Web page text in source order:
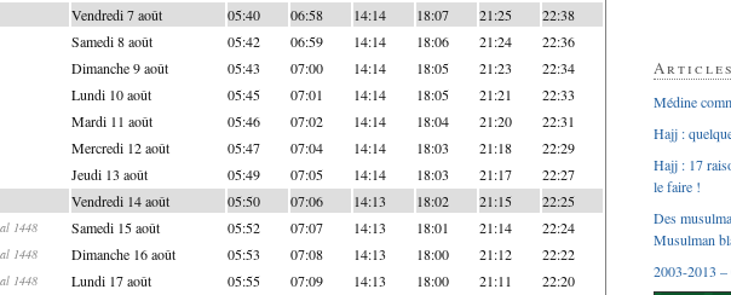
Vendredi 7 août 05:40 06:58 14:14 18:07 21:25 22:38
Samedi 8 août 05:42 06:59 14:14 18:06 21:24 22:36
Dimanche 9 août 05:43 07:00 14:14 18:05 21:23 22:34
Lundi 10 août 05:45 07:01 14:14 18:05 21:21 22:33
Mardi 11 août 05:46 07:02 14:14 18:04 21:20 22:31
Mercredi 12 août 05:47 07:04 14:14 18:03 21:18 22:29
Jeudi 13 août 05:49 07:05 14:14 18:03 21:17 22:27
Vendredi 14 août 05:50 07:06 14:13 18:02 21:15 22:25
1448 Samedi 15 août 05:52 07:07 14:13 18:01 21:14 22:24
1448 Dimanche 16 août 05:53 07:08 14:13 18:00 21:12 22:22
1448 Lundi 17 août 05:55 07:09 14:13 18:00 21:11 22:20
Médine
Hajj :
Hajj : 17
le faire !
Des
Musulman
2003-2013 –